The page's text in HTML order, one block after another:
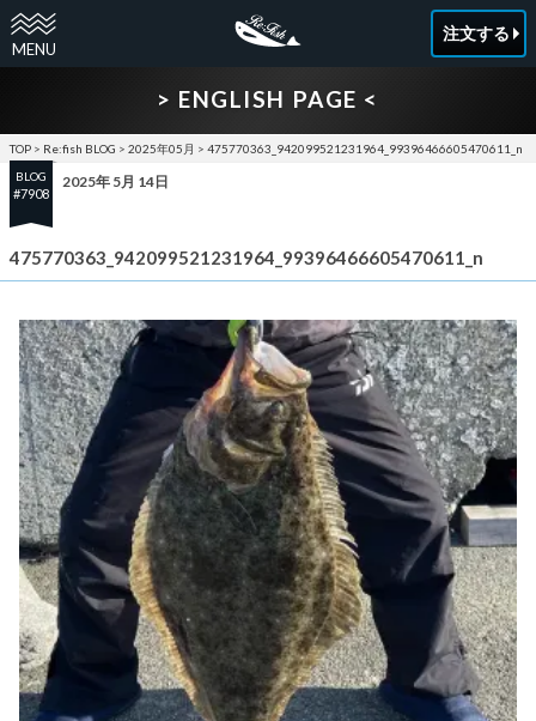
注文する
> ENGLISH PAGE <
TOP > Re:fish BLOG > 2025年05月 > 475770363_942099521231964_99396466605470611_n
BLOG
#7908
2025年 5月 14日
475770363_942099521231964_99396466605470611_n